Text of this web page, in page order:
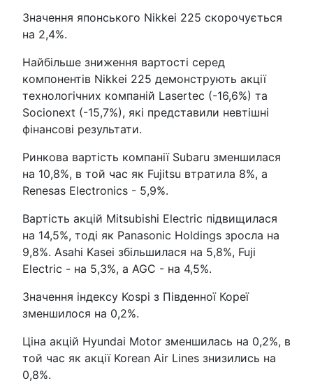
Значення японського Nikkei 225 скорочується
на 2,4%.
Найбільше зниження вартості серед
компонентів Nikkei 225 демонструють акції
технологічних компаній Lasertec (-16,6%) та
Socionext (-15,7%), які представили невтішні
фінансові результати.
Ринкова вартість компанії Subaru зменшилася
на 10,8%, в той час як Fujitsu втратила 8%, а
Renesas Electronics - 5,9%.
Вартість акцій Mitsubishi Electric підвищилася
на 14,5%, тоді як Panasonic Holdings зросла на
9,8%. Asahi Kasei збільшилася на 5,8%, Fuji
Electric - на 5,3%, а AGC - на 4,5%.
Значення індексу Kospi з Південної Кореї
зменшилося на 0,2%.
Ціна акцій Hyundai Motor зменшилась на 0,2%, в
той час як акції Korean Air Lines знизились на
0,8%.